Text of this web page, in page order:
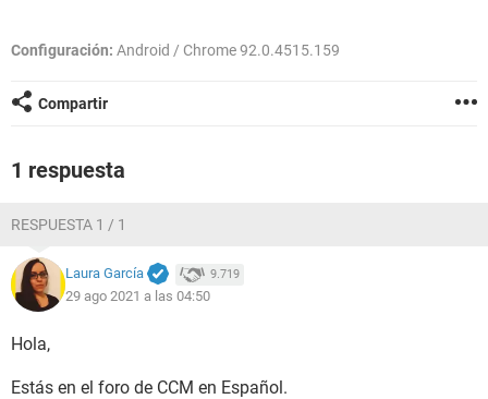
Configuración: Android / Chrome 92.0.4515.159
Compartir
1 respuesta
RESPUESTA 1 / 1
Laura García 9.719
29 ago 2021 a las 04:50
Hola,
Estás en el foro de CCM en Español.